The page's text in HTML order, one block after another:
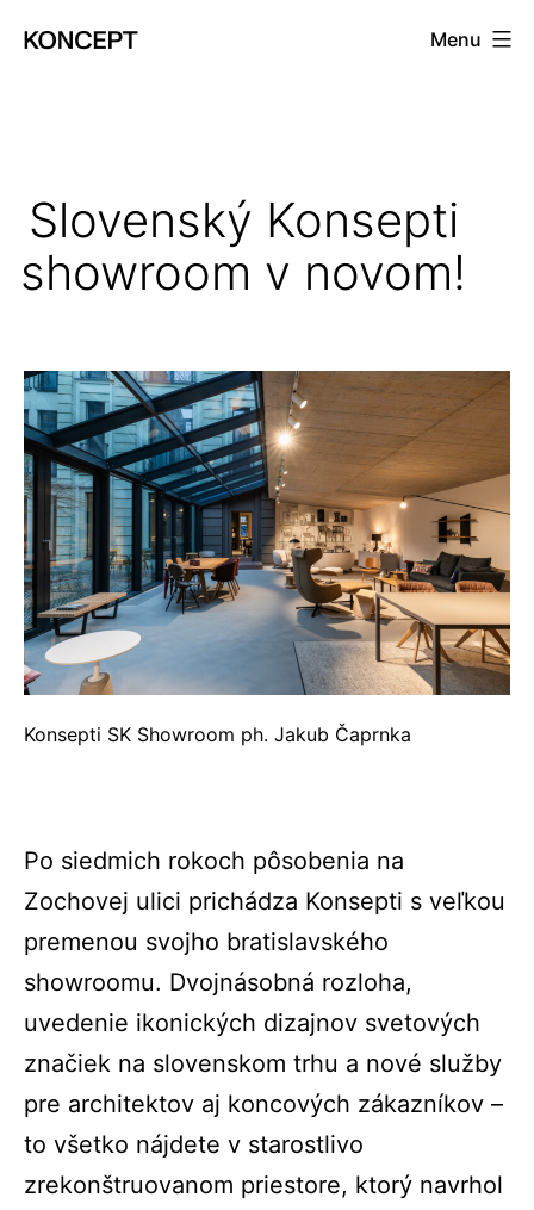
Menu
Slovenský Konsepti
showroom v novom!
Konsepti SK Showroom ph. Jakub Čaprnka
Po siedmich rokoch pôsobenia na
Zochovej ulici prichádza Konsepti s veľkou
premenou svojho bratislavského
showroomu. Dvojnásobná rozloha,
uvedenie ikonických dizajnov svetových
značiek na slovenskom trhu a nové služby
pre architektov aj koncových zákazníkov –
to všetko nájdete v starostlivo
zrekonštruovanom priestore, ktorý navrhol